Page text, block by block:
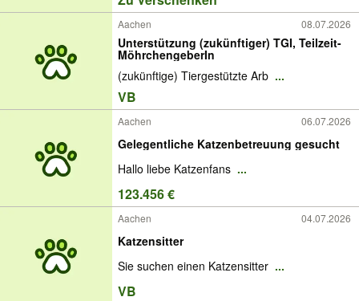
Aachen 08.07.2026
Unterstützung (zukünftiger) TGI, Teilzeit-
MöhrchengeberIn
(zukünftige) Tiergestützte Arb ...
VB
Aachen 06.07.2026
Gelegentliche Katzenbetreuung gesucht
Hallo liebe Katzenfans ...
123.456 €
Aachen 04.07.2026
Katzensitter
Sie suchen einen Katzensitter ...
VB